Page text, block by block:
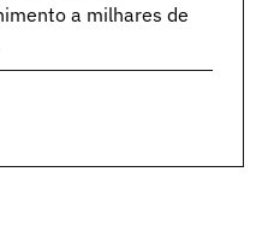
a milhares de